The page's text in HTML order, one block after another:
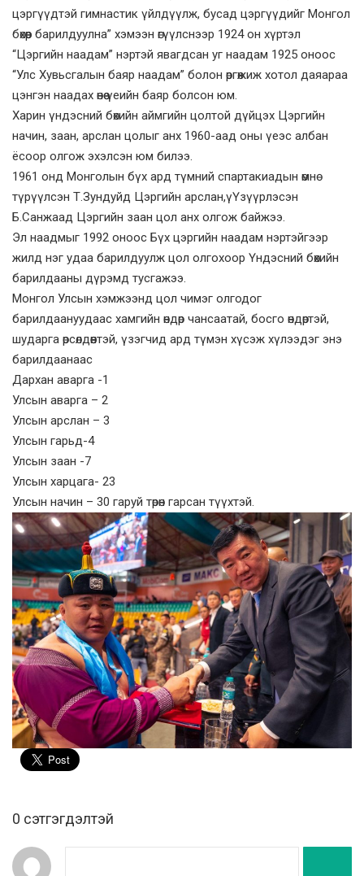
цэргүүдтэй гимнастик үйлдүүлж, бусад цэргүүдийг Монгол
бөхөөр барилдуулна” хэмээн өгүүлснээр 1924 он хүртэл
“Цэргийн наадам” нэртэй явагдсан уг наадам 1925 оноос
“Улс Хувьсгалын баяр наадам” болон өргөжиж хотол даяараа
цэнгэн наадах өнөө үеийн баяр болсон юм.
Харин үндэсний бөхийн аймгийн цолтой дүйцэх Цэргийн
начин, заан, арслан цолыг анх 1960-аад оны үеэс албан
ёсоор олгож эхэлсэн юм билээ.
1961 онд Монголын бүх ард түмний спартакиадын өмнө
түрүүлсэн Т.Зундуйд Цэргийн арслан,үҮзүүрлэсэн
Б.Санжаад Цэргийн заан цол анх олгож байжээ.
Эл наадмыг 1992 оноос Бүх цэргийн наадам нэртэйгээр
жилд нэг удаа барилдуулж цол олгохоор Үндэсний бөхийн
барилдааны дүрэмд тусгажээ.
Монгол Улсын хэмжээнд цол чимэг олгодог
барилдаануудаас хамгийн өндөр чансаатай, босго өндөртэй,
шударга өрсөлдөөнтэй, үзэгчид ард түмэн хүсэж хүлээдэг энэ
барилдаанаас
Дархан аварга -1
Улсын аварга – 2
Улсын арслан – 3
Улсын гарьд-4
Улсын заан -7
Улсын харцага- 23
Улсын начин – 30 гаруй төрөн гарсан түүхтэй.
0 cэтгэгдэлтэй